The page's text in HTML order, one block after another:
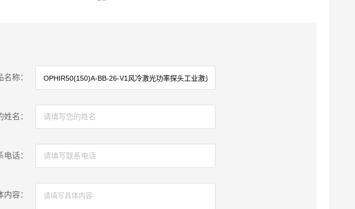
名称：
姓名：
电话：
内容：